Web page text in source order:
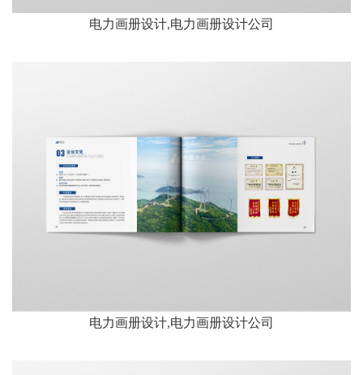
电力画册设计,电力画册设计公司
电力画册设计,电力画册设计公司